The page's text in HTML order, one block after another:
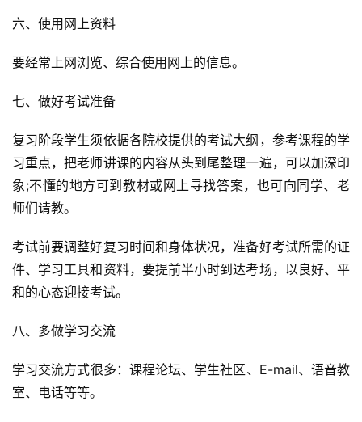
六、使用网上资料
要经常上网浏览、综合使用网上的信息。
七、做好考试准备
复习阶段学生须依据各院校提供的考试大纲，参考课程的学
习重点，把老师讲课的内容从头到尾整理一遍，可以加深印
象;不懂的地方可到教材或网上寻找答案，也可向同学、老
师们请教。
考试前要调整好复习时间和身体状况，准备好考试所需的证
件、学习工具和资料，要提前半小时到达考场，以良好、平
和的心态迎接考试。
八、多做学习交流
学习交流方式很多：课程论坛、学生社区、E-mail、语音教
室、电话等等。